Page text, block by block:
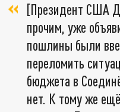
[Президент США
прочим, уже
пошлины были
переломить
бюджета в
нет. К тому же